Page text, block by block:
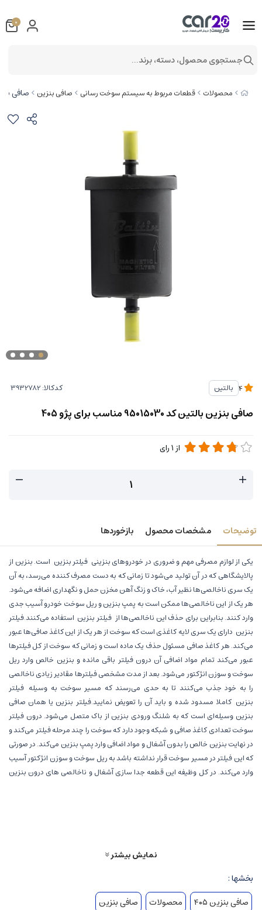
محصولات قطعات مربوط به سیستم سوخت رسانی صافی بنزین صافی بنزین بالتین
بالتین کدکالا:
صافی بنزین بالتین کد 95015030 مناسب برای پژو 405
از 1رای
توضیحات مشخصات محصول بازخوردها
یکی از لوازم مصرفی مهم و ضروری در خودروهای بنزینی فیلتر بنزین است. بنزین از
پالایشگاهی که در آن تولید می‌شود تا زمانی که به دست مصرف کننده می‌رسد، به آن
یک سری ناخالصی‌‌ها نظیر آب، خاک و زنگ آهن مخزن حمل و نگهداری اضافه می‌شود.
هر یک از این ناخالصی‌ها ممکن است به پمپ بنزین و ریل سوخت خودرو آسیب جدی
وارد کنند. بنابراین برای حذف این ناخالصی‌ها از فیلتر بنزین استفاده می‌کنند.فیلتر
بنزین دارای یک سری لایه کاغذی است که سوخت از هر یک از این کاغذ صافی‌ها عبور
می‌کند. هر کاغذ صافی مسئول حذف یک ماده است و زمانی که سوخت از کل فیلترها
عبور می‌کند تمام مواد اضافی آن درون فیلتر باقی مانده و بنزین خالص وارد ریل
سوخت و سوزن انژکتور می‌شود. بعد از مدت مشخصی فیلترها مقادیر زیادی ناخالصی
را به خود جذب می‌کنند تا به حدی می‌رسند که مسیر سوخت به وسیله فیلتر
بنزین کاملا مسدود شده و باید آن را تعویض نمایید.فیلتر بنزین یا همان صافی
بنزین وسیله‌ای است که به شلنگ ورودی بنزین از باک متصل می‌شود. درون فیلتر
سوخت تعدادی کاغذ صافی و شبکه وجود دارد که سوخت را چند مرحله فیلتر می‌کند و
در نهایت بنزین خالص را بدون آشغال و مواد اضافی وارد پمپ بنزین می‌کند. در صورتی
که این فیلتر در مسیر سوخت قرار نداشته باشد به ریل سوخت و سوزن انژکتور آسیب
وارد می‌کند. در کل وظیفه این قطعه جدا سازی آشغال و ناخالصی های درون بنزین
نمایش بیشتر
بخشها :
صافی بنزین ۴۰۵
محصولات
صافی بنزین
0
جستجوی محصول، دسته، برند...